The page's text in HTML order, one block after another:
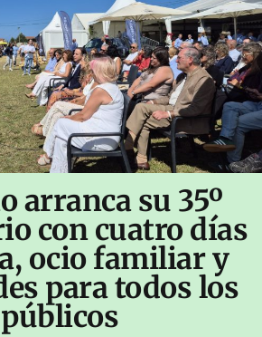
arranca su 35º
con cuatro días
ocio familiar y
para todos los
públicos